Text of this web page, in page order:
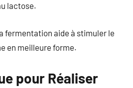
lactose.
fermentation aide à stimuler le
en meilleure forme.
pour Réaliser